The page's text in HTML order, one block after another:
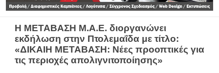
Η ΜΕΤΑΒΑΣΗ Μ.Α.Ε. διοργανώνει
εκδήλωση στην Πτολεμαΐδα με τίτλο:
«ΔΙΚΑΙΗ ΜΕΤΑΒΑΣΗ: Νέες προοπτικές για
τις περιοχές απολιγνιτοποίησης»